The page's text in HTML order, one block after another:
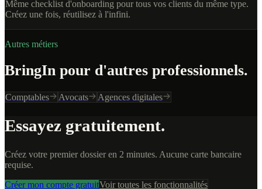
Même checklist d'onboarding pour tous vos clients du même type.
Créez une fois, réutilisez à l'infini.
Autres métiers
BringIn pour d'autres professionnels.
Comptables Avocats Agences digitales
Essayez gratuitement.
Créez votre premier dossier en 2 minutes. Aucune carte bancaire
requise.
Créer mon compte gratuitVoir toutes les fonctionnalités